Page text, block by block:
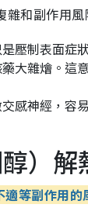
和副作用風
壓制表面症
大雜燴。這
感神經，容
）解
適等副作用的